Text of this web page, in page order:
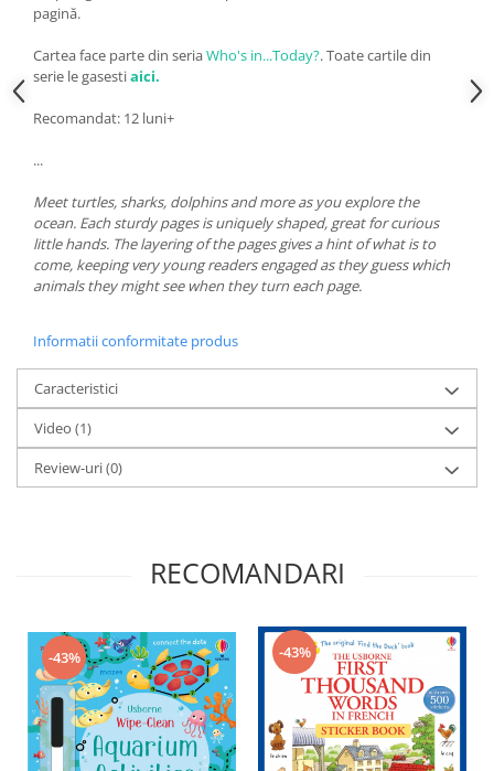
pagină.
Cartea face parte din seriaWho's in...Today?. Toate cartile din
serie le gasestiaici.
Recomandat: 12 luni+
...
Meet turtles, sharks, dolphins and more as you explore the
ocean. Each sturdy pages is uniquely shaped, great for curious
little hands. The layering of the pages gives a hint of what is to
come, keeping very young readers engaged as they guess which
animals they might see when they turn each page.
Informatii conformitate produs
Caracteristici
Video (1)
Review-uri(0)
RECOMANDARI
-43% -43%